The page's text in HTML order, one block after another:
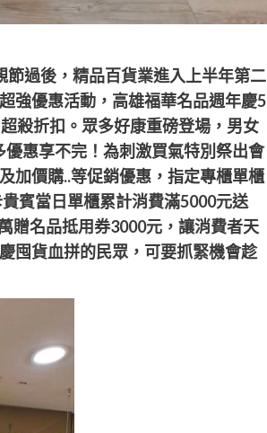
過後，精品百貨業進入上半年第二
強優惠活動，高雄福華名品週年慶5
殺折扣。眾多好康重磅登場，男女
惠享不完！ 為刺激買氣特別祭出會
加價購..等促銷優惠，指定專櫃單櫃
賓當日單櫃累計消費滿5000元送
贈名品抵用券3000元，讓消費者天
囤貨血拼的民眾 ， 可要抓緊機會趁